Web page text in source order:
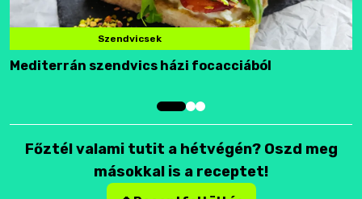
Szendvicsek
Mediterrán szendvics házi focacciából
Főztél valami tutit a hétvégén? Oszd meg
másokkal is a receptet!